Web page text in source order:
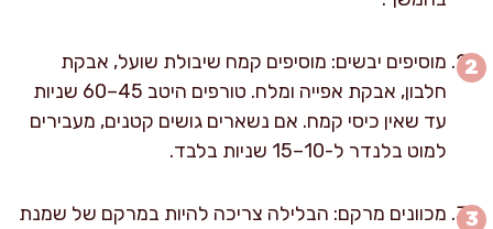
מוסיפים יבשים: מוסיפים קמח שיבולת שועל, אבקת
חלבון, אבקת אפייה ומלח. טורפים היטב 45–60 שניות
עד שאין כיסי קמח. אם נשארים גושים קטנים, מעבירים
למוט בלנדר ל-10–15 שניות בלבד.
מכוונים מרקם: הבלילה צריכה להיות במרקם של שמנת